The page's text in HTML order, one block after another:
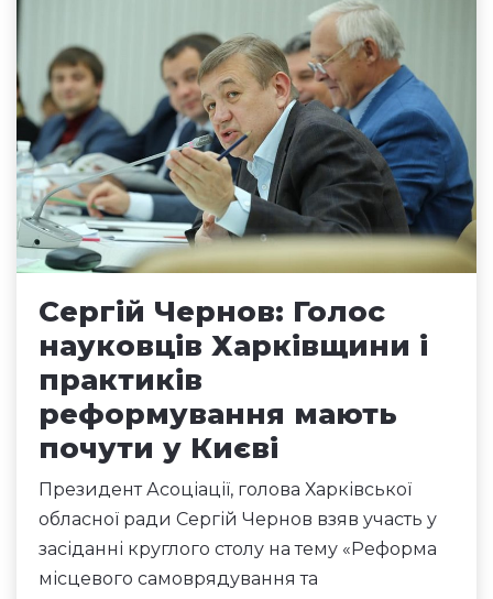
Сергій Чернов: Голос
науковців Харківщини і
практиків
реформування мають
почути у Києві
Президент Асоціації, голова Харківської
обласної ради Сергій Чернов взяв участь у
засіданні круглого столу на тему «Реформа
місцевого самоврядування та